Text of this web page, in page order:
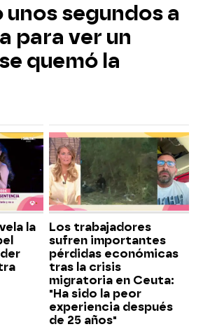
unos segundos a
para ver un
quemó la
la
Los trabajadores
sufren importantes
pérdidas económicas
tras la crisis
migratoria en Ceuta:
"Ha sido la peor
experiencia después
de 25 años"